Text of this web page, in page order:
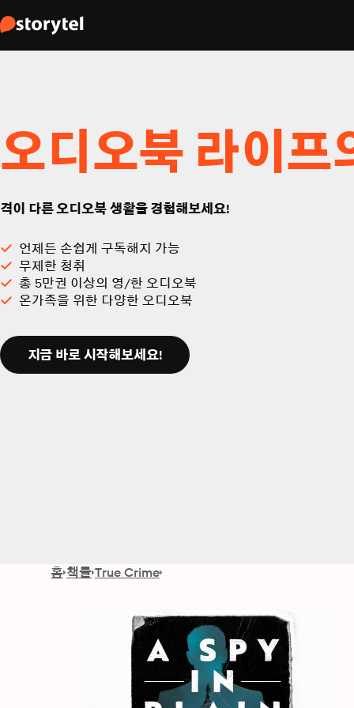
오디오북 라이프
격이 다른 오디오북 생활을 경험해보세요!
언제든 손쉽게 구독해지 가능
무제한 청취
총 5만권 이상의 영/한 오디오북
온가족을 위한 다양한 오디오북
지금 바로 시작해보세요!
홈 책들 True Crime